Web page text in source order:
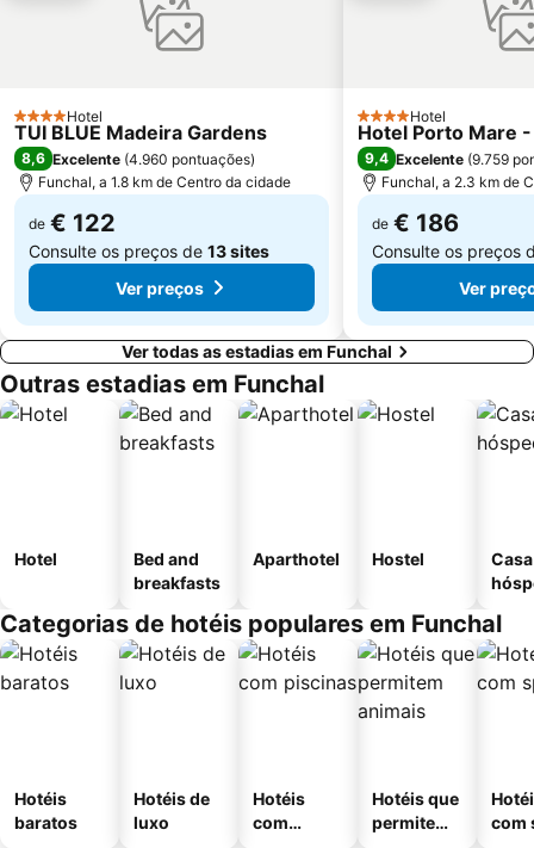
4 Estrelas
Hotel
TUI BLUE Madeira Gardens
8,6 Excelente (4.960 pontuações)
Funchal, a 1.8 km de Centro da cidade
de € 122
Consulte os preços de 13 sites
Ver preços
4 Estrelas
Hotel
Hotel Porto Mare
9,4 Excelente (9.759
Funchal, a 2.3 km de
de € 186
Consulte os preços
Ver
Ver todas as estadias em Funchal
Outras estadias em Funchal
Hotel
Bed and
breakfasts
Aparthotel Hostel
Categorias de hotéis populares em Funchal
Hotéis
baratos
Hotéis de
luxo
Hotéis
com
Hotéis que
permitem
com